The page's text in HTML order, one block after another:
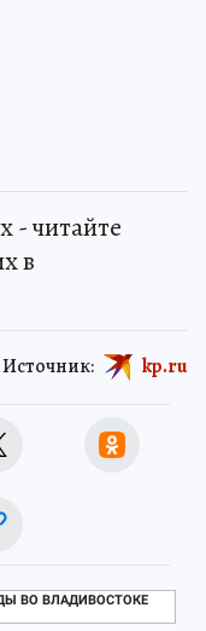
- читайте
в
Источник: kp.ru
ВО ВЛАДИВОСТОКЕ